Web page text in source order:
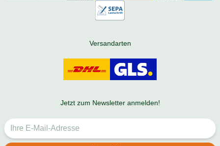
Versandarten
Jetzt zum Newsletter anmelden!